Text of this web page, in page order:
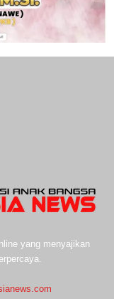
yang menyajikan